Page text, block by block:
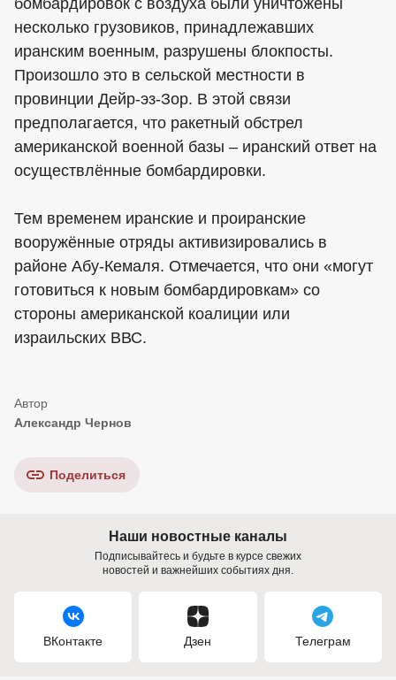
бомбардировок с воздуха были уничтожены
несколько грузовиков, принадлежавших
иранским военным, разрушены блокпосты.
Произошло это в сельской местности в
провинции Дейр-эз-Зор. В этой связи
предполагается, что ракетный обстрел
американской военной базы – иранский ответ на
осуществлённые бомбардировки.
Тем временем иранские и проиранские
вооружённые отряды активизировались в
районе Абу-Кемаля. Отмечается, что они «могут
готовиться к новым бомбардировкам» со
стороны американской коалиции или
израильских ВВС.
Александр Чернов
Поделиться
Наши новостные каналы
Подписывайтесь и будьте в курсе свежих
новостей и важнейших событиях дня.
ВКонтакте Дзен Телеграм